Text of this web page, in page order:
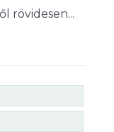
rövidesen...